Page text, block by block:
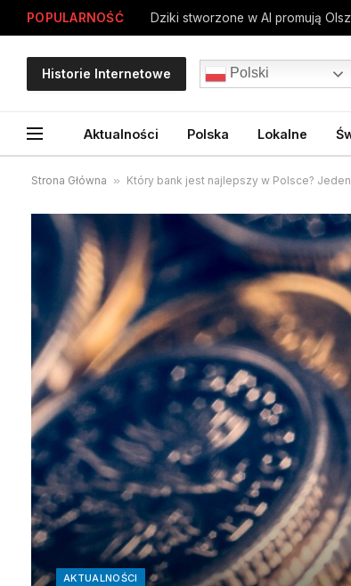
POPULARNOŚĆ Dziki stworzone w AI promują
Historie Internetowe Polski
Aktualności Polska Lokalne
Strona Główna » Który bank jest najlepszy w Polsce? Jeden
AKTUALNOŚCI